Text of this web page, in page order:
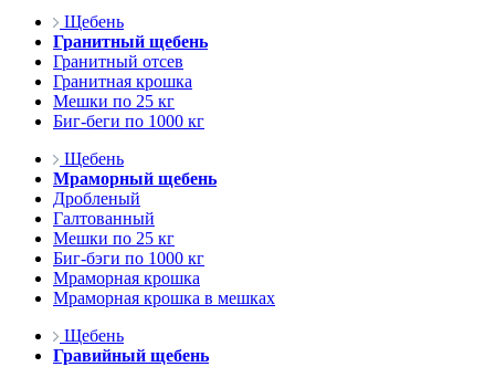
Щебень
Гранитный щебень
Гранитный отсев
Гранитная крошка
Мешки по 25 кг
Биг-беги по 1000 кг
Щебень
Мраморный щебень
Дробленый
Галтованный
Мешки по 25 кг
Биг-бэги по 1000 кг
Мраморная крошка
Мраморная крошка в мешках
Щебень
Гравийный щебень